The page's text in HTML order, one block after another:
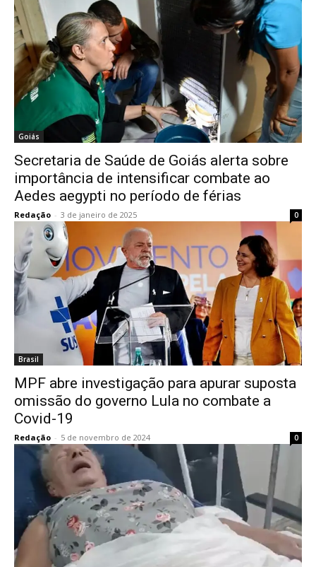
Goiás
Secretaria de Saúde de Goiás alerta sobre
importância de intensificar combate ao
Aedes aegypti no período de férias
Redação - 3 de janeiro de 2025 0
Brasil
MPF abre investigação para apurar suposta
omissão do governo Lula no combate a
Covid-19
Redação - 5 de novembro de 2024 0